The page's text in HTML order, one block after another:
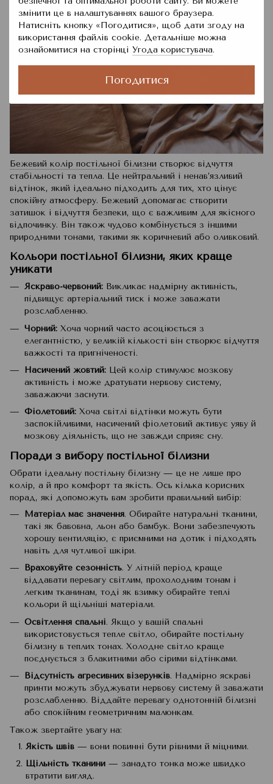
змінити це в налаштуваннях вашого браузера.
Натисніть кнопку «Погодитися», щоб дати згоду на
використання файлів cookie. Детальніше можна
ознайомитися на сторінці Угода користувача.
Погодитися
Бежевий колір постільної білизни створює відчуття
стабільності та тепла. Це нейтральний і ненав’язливий
відтінок, який ідеально підходить для тих, хто цінує
спокійну атмосферу. Бежевий допомагає створити
затишок і відчуття безпеки, що є важливим для якісного
відпочинку. Він також чудово комбінується з іншими
природними тонами, такими як коричневий або оливковий.
Кольори постільної білизни, яких краще
уникати
Яскраво-червоний: Викликає надмірну активність,
підвищує артеріальний тиск і може заважати
розслабленню.
Чорний: Хоча чорний часто асоціюється з
елегантністю, у великій кількості він створює відчуття
важкості та пригніченості.
Насичений жовтий: Цей колір стимулює мозкову
активність і може дратувати нервову систему,
заважаючи заснути.
Фіолетовий: Хоча світлі відтінки можуть бути
заспокійливими, насичений фіолетовий активує уяву й
мозкову діяльність, що не завжди сприяє сну.
Поради з вибору постільної білизни
Обрати ідеальну постільну білизну — це не лише про
колір, а й про комфорт та якість. Ось кілька корисних
порад, які допоможуть вам зробити правильний вибір:
Матеріал має значення. Обирайте натуральні тканини,
такі як бавовна, льон або бамбук. Вони забезпечують
хорошу вентиляцію, є приємними на дотик і підходять
навіть для чутливої шкіри.
Враховуйте сезонність. У літній період краще
віддавати перевагу світлим, прохолодним тонам і
легким тканинам, тоді як взимку обирайте теплі
кольори й щільніші матеріали.
Освітлення спальні. Якщо у вашій спальні
використовується тепле світло, обирайте постільну
білизну в теплих тонах. Холодне світло краще
поєднується з блакитними або сірими відтінками.
Відсутність агресивних візерунків. Надмірно яскраві
принти можуть збуджувати нервову систему й заважати
розслабленню. Віддайте перевагу однотонній білизні
або спокійним геометричним малюнкам.
Також звертайте увагу на:
Якість швів — вони повинні бути рівними й міцними.
Щільність тканини — занадто тонка може швидко
втратити вигляд.